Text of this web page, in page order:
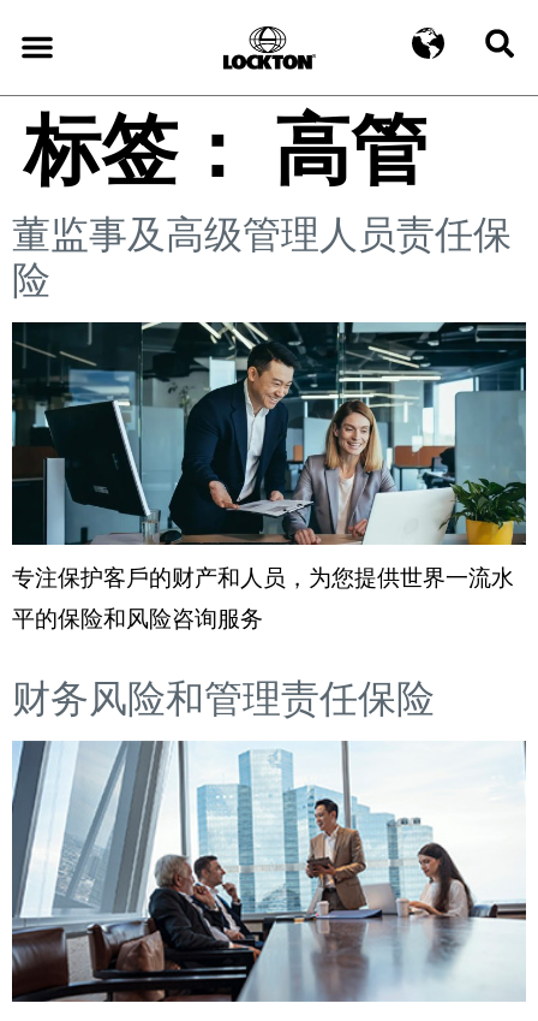
标签： 高管
董监事及高级管理人员责任保
险
专注保护客戶的财产和人员，为您提供世界一流水
平的保险和风险咨询服务
财务风险和管理责任保险